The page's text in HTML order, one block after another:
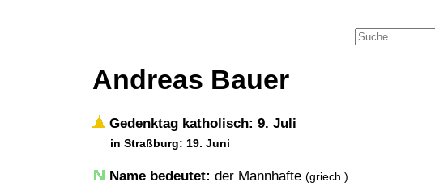
Andreas Bauer
Gedenktag katholisch: 9. Juli
in Straßburg: 19. Juni
Name bedeutet: der Mannhafte (griech.)